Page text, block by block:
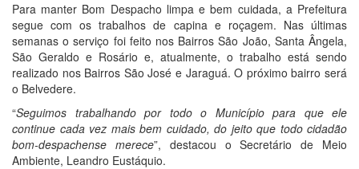
Para manter Bom Despacho limpa e bem cuidada, a Prefeitura
segue com os trabalhos de capina e roçagem. Nas últimas
semanas o serviço foi feito nos Bairros São João, Santa Ângela,
São Geraldo e Rosário e, atualmente, o trabalho está sendo
realizado nos Bairros São José e Jaraguá. O próximo bairro será
o Belvedere.
“Seguimos trabalhando por todo o Município para que ele
continue cada vez mais bem cuidado, do jeito que todo cidadão
bom-despachense merece”, destacou o Secretário de Meio
Ambiente, Leandro Eustáquio.